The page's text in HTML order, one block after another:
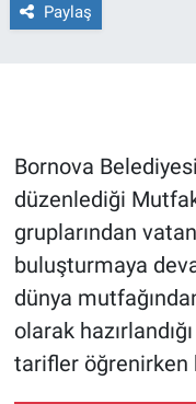
Paylaş
Bornova
düzenlediği
gruplarından
buluşturmaya
dünya
olarak
tarifler öğrenirken